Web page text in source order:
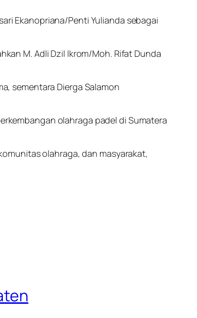
Ekanopriana/Penti Yulianda sebagai
M. Adli Dzil Ikrom/Moh. Rifat Dunda
sementara Dierga Salamon
olahraga padel di Sumatera
olahraga, dan masyarakat,